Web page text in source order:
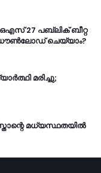
27 പബ്ലിക് ബീറ്റ
ചെയ്യാം?
മരിച്ചു;
മധ്യസ്ഥതയിൽ